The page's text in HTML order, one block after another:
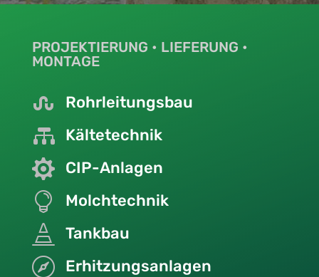
PROJEKTIERUNG • LIEFERUNG •
MONTAGE
 Rohrleitungsbau
 Kältetechnik
 CIP-Anlagen
 Molchtechnik
 Tankbau
 Erhitzungsanlagen